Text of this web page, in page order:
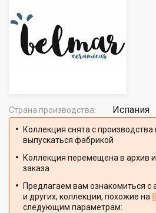
Страна производства: Испания
Коллекция снята с производства
выпускаться фабрикой
Коллекция перемещена в архив
заказа
Предлагаем вам ознакомиться с
и других, коллекции, похожие на
следующим параметрам: